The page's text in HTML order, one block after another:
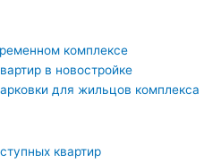
комплексе
в новостройке
для жильцов комплекса
квартир